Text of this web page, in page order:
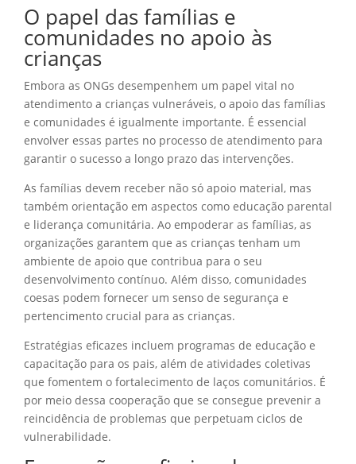
O papel das famílias e
comunidades no apoio às
crianças
Embora as ONGs desempenhem um papel vital no
atendimento a crianças vulneráveis, o apoio das famílias
e comunidades é igualmente importante. É essencial
envolver essas partes no processo de atendimento para
garantir o sucesso a longo prazo das intervenções.
As famílias devem receber não só apoio material, mas
também orientação em aspectos como educação parental
e liderança comunitária. Ao empoderar as famílias, as
organizações garantem que as crianças tenham um
ambiente de apoio que contribua para o seu
desenvolvimento contínuo. Além disso, comunidades
coesas podem fornecer um senso de segurança e
pertencimento crucial para as crianças.
Estratégias eficazes incluem programas de educação e
capacitação para os pais, além de atividades coletivas
que fomentem o fortalecimento de laços comunitários. É
por meio dessa cooperação que se consegue prevenir a
reincidência de problemas que perpetuam ciclos de
vulnerabilidade.